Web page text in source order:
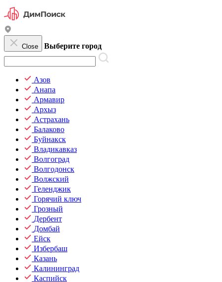
Close Выберите город
Азов
Анапа
Армавир
Архыз
Астрахань
Балаково
Буйнакск
Владикавказ
Волгоград
Волгодонск
Волжский
Геленджик
Горячий ключ
Грозный
Дербент
Домбай
Ейск
Избербаш
Казань
Калининград
Каспийск